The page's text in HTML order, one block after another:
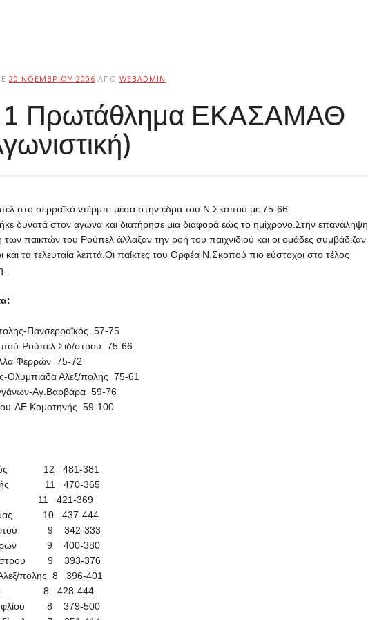
20 ΝΟΕΜΒΡΊΟΥ 2006 ΑΠΌ WEBADMIN
Πρωτάθλημα ΕΚΑΣΑΜΑΘ
στο σερραϊκό ντέρμπι μέσα στην έδρα του Ν.Σκοπού με 75-66.
δυνατά στον αγώνα και διατήρησε μια διαφορά εώς το ημίχρονο.Στην επανάληψη
παικτών του Ρούπελ άλλαξαν την ροή του παιχνιδιού και οι ομάδες συμβάδιζαν
και τα τελευταία λεπτά.Οι παίκτες του Ορφέα Ν.Σκοπού πιο εύστοχοι στο τέλος
Πανσερραϊκός 57-75
Ρούπελ Σιδ/στρου 75-66
Φερρών 75-72
Ολυμπιάδα Αλεξ/πολης 75-61
Αγ.Βαρβάρα 59-76
ΑΕ Κομοτηνής 59-100
12 481-381
11 470-365
11 421-369
10 437-444
9 342-333
9 400-380
στρου 9 393-376
πολης 8 396-401
8 428-444
8 379-500